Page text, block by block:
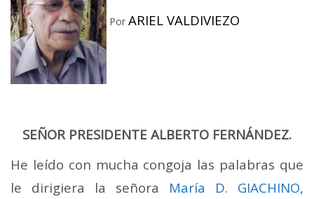
Por ARIEL VALDIVIEZO
SEÑOR PRESIDENTE ALBERTO FERNÁNDEZ.
He leído con mucha congoja las palabras que
le dirigiera la señora María D. GIACHINO,